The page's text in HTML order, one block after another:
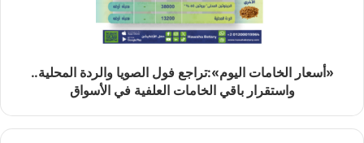
«أسعار الخامات اليوم»:تراجع فول الصويا والردة المحلية..
واستقرار باقي الخامات العلفية في الأسواق